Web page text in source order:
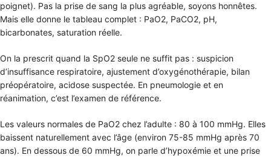
poignet). Pas la prise de sang la plus agréable, soyons honnêtes.
Mais elle donne le tableau complet : PaO2, PaCO2, pH,
bicarbonates, saturation réelle.
On la prescrit quand la SpO2 seule ne suffit pas : suspicion
d’insuffisance respiratoire, ajustement d’oxygénothérapie, bilan
préopératoire, acidose suspectée. En pneumologie et en
réanimation, c’est l’examen de référence.
Les valeurs normales de PaO2 chez l’adulte : 80 à 100 mmHg. Elles
baissent naturellement avec l’âge (environ 75-85 mmHg après 70
ans). En dessous de 60 mmHg, on parle d’hypoxémie et une prise